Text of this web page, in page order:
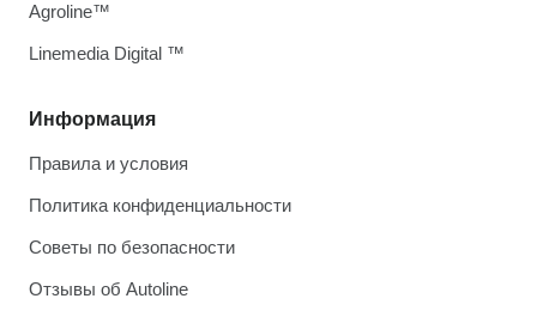
Информация
Правила и условия
Политика конфиденциальности
Советы по безопасности
Отзывы об Autoline
Agroline™
Linemedia Digital ™